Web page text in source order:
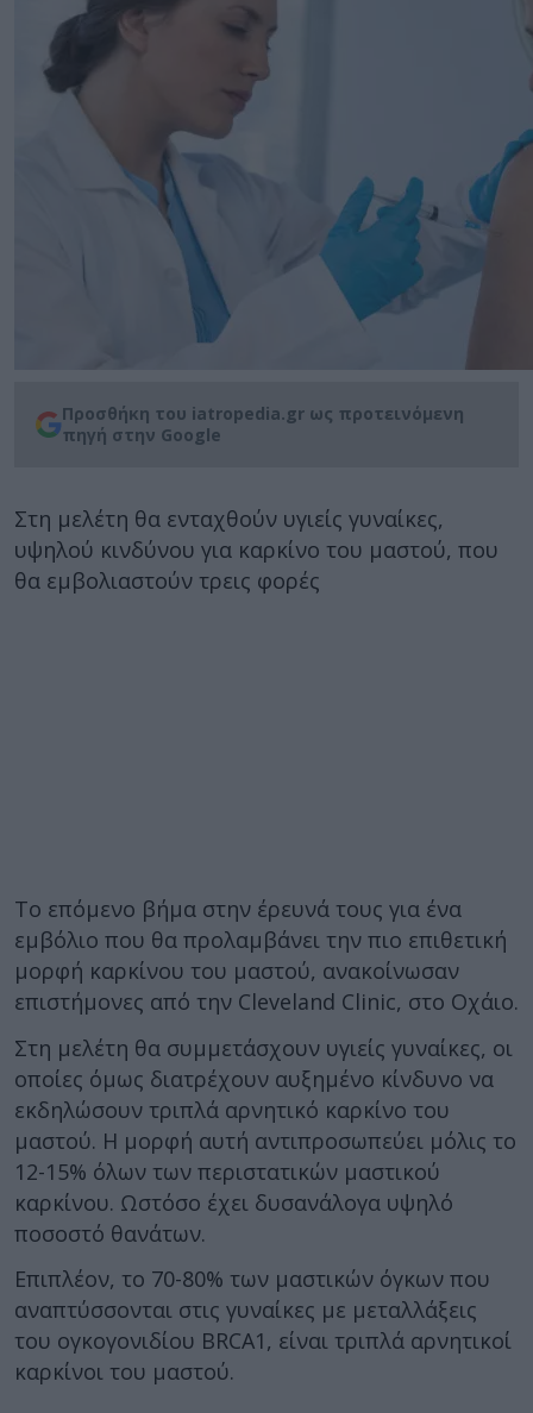
Προσθήκη του iatropedia.gr ως προτεινόμενη
πηγή στην Google
Στη μελέτη θα ενταχθούν υγιείς γυναίκες,
υψηλού κινδύνου για καρκίνο του μαστού, που
θα εμβολιαστούν τρεις φορές
Το επόμενο βήμα στην έρευνά τους για ένα
εμβόλιο που θα προλαμβάνει την πιο επιθετική
μορφή καρκίνου του μαστού, ανακοίνωσαν
επιστήμονες από την Cleveland Clinic, στο Οχάιο.
Στη μελέτη θα συμμετάσχουν υγιείς γυναίκες, οι
οποίες όμως διατρέχουν αυξημένο κίνδυνο να
εκδηλώσουν τριπλά αρνητικό καρκίνο του
μαστού. Η μορφή αυτή αντιπροσωπεύει μόλις το
12-15% όλων των περιστατικών μαστικού
καρκίνου. Ωστόσο έχει δυσανάλογα υψηλό
ποσοστό θανάτων.
Επιπλέον, το 70-80% των μαστικών όγκων που
αναπτύσσονται στις γυναίκες με μεταλλάξεις
του ογκογονιδίου BRCA1, είναι τριπλά αρνητικοί
καρκίνοι του μαστού.